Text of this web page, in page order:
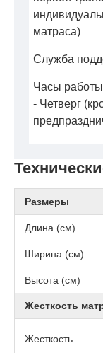
Размеры
Длина (см)
Ширина (см)
Высота (см)
Жесткость
Жесткость
матраса)
Служба
Часы
- Четверг